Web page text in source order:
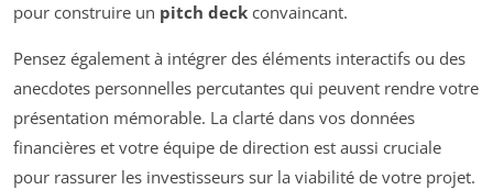
pour construire un pitch deck convaincant.
Pensez également à intégrer des éléments interactifs ou des
anecdotes personnelles percutantes qui peuvent rendre votre
présentation mémorable. La clarté dans vos données
financières et votre équipe de direction est aussi cruciale
pour rassurer les investisseurs sur la viabilité de votre projet.